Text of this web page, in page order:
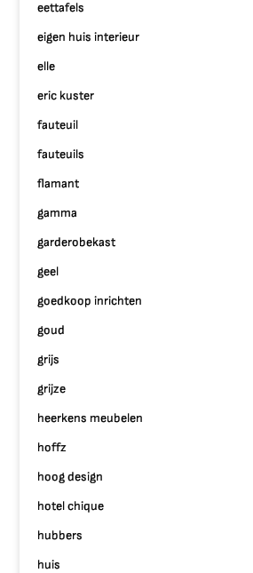
eettafels
eigen huis interieur
elle
eric kuster
fauteuil
fauteuils
flamant
gamma
garderobekast
geel
goedkoop inrichten
goud
grijs
grijze
heerkens meubelen
hoffz
hoog design
hotel chique
hubbers
huis